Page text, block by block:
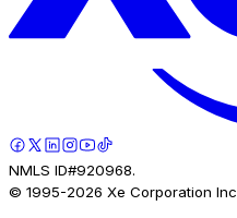
NMLS ID#920968.
© 1995-2026 Xe Corporation